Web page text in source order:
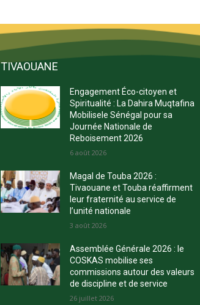
TIVAOUANE
Engagement Éco-citoyen et
Spiritualité : La Dahira Muqtafina
Mobilisele Sénégal pour sa
Journée Nationale de
Reboisement 2026
6 août 2026
Magal de Touba 2026 :
Tivaouane et Touba réaffirment
leur fraternité au service de
l’unité nationale
3 août 2026
Assemblée Générale 2026 : le
COSKAS mobilise ses
commissions autour des valeurs
de discipline et de service
26 juillet 2026